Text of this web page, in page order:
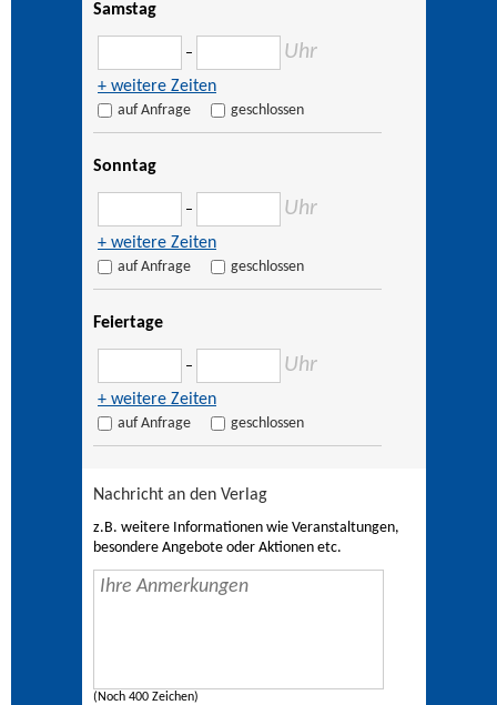
Samstag
– Uhr
+ weitere Zeiten
auf Anfrage geschlossen
Sonntag
– Uhr
+ weitere Zeiten
auf Anfrage geschlossen
Feiertage
– Uhr
+ weitere Zeiten
auf Anfrage geschlossen
Nachricht an den Verlag
z.B. weitere Informationen wie Veranstaltungen,
besondere Angebote oder Aktionen etc.
(Noch 400 Zeichen)